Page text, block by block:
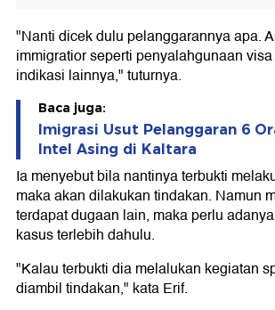
"Nanti dicek dulu pelanggarannya apa.
immigratior seperti penyalahgunaan
indikasi lainnya," tuturnya.
Baca juga:
Imigrasi Usut Pelanggaran 6
Intel Asing di Kaltara
Ia menyebut bila nantinya terbukti
maka akan dilakukan tindakan. Namun
terdapat dugaan lain, maka perlu
kasus terlebih dahulu.
"Kalau terbukti dia melalukan kegiatan
diambil tindakan," kata Erif.